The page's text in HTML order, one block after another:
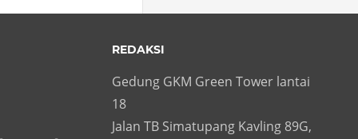
REDAKSI
Gedung GKM Green Tower lantai
18
Jalan TB Simatupang Kavling 89G,